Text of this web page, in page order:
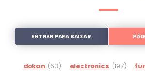
ENTRAR PARA BAIXAR
dokan (63) electronics (197)